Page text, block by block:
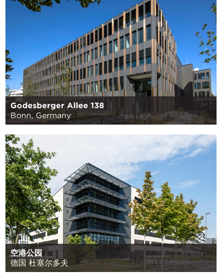
Godesberger Allee 138
Bonn, Germany
空港公园
德国 杜塞尔多夫